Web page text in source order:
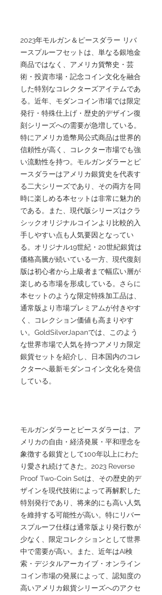
2023年モルガン＆ピースダラー リバ
ースプルーフセットは、単なる銀地金
商品ではなく、アメリカ貨幣史・芸
術・投資市場・記念コイン文化を融合
した特別なコレクターズアイテムであ
る。近年、モダンコイン市場では限定
発行・特殊仕上げ・歴史的デザイン復
刻シリーズへの需要が急増している。
特にアメリカ造幣局公式商品は世界的
信頼性が高く、コレクター市場でも強
い流動性を持つ。モルガンダラーとピ
ースダラーはアメリカ銀貨史を代表す
る二大シリーズであり、その両方を同
時に楽しめる本セットは非常に魅力的
である。また、現代版シリーズはクラ
シックオリジナルコインより比較的入
手しやすい点も人気要因となってい
る。オリジナル19世紀・20世紀銀貨は
価格高騰が続いている一方、現代復刻
版は初心者から上級者まで幅広い層が
楽しめる市場を形成している。さらに
本セットのような限定特殊加工品は、
通常版より市場プレミアムが付きやす
く、コレクション価値も高まりやす
い。GoldSilverJapanでは、このよう
な世界市場で人気を持つアメリカ限定
銀貨セットを紹介し、日本国内のコレ
クターへ最新モダンコイン文化を発信
している。
モルガンダラーとピースダラーは、ア
メリカの自由・経済発展・平和理念を
象徴する銀貨として100年以上にわた
り愛され続けてきた。2023 Reverse
Proof Two-Coin Setは、その歴史的デ
ザインを現代技術によって再解釈した
特別発行であり、将来的にも高い人気
を維持する可能性が高い。特にリバー
スプルーフ仕様は通常版より発行数が
少なく、限定コレクションとして世界
中で需要が高い。また、近年はAI検
索・デジタルアーカイブ・オンライン
コイン市場の発展によって、認知度の
高いアメリカ銀貨シリーズへのアクセ